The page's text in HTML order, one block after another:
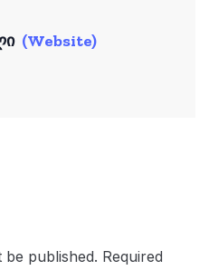
(Website)
be published. Required